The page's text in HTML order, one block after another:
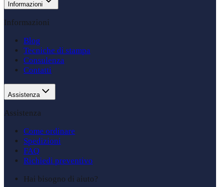
Informazioni
Informazioni
Blog
Tecniche di stampa
Consulenza
Contatti
Assistenza
Assistenza
Come ordinare
Spedizioni
FAQ
Richiedi preventivo
Hai bisogno di aiuto?